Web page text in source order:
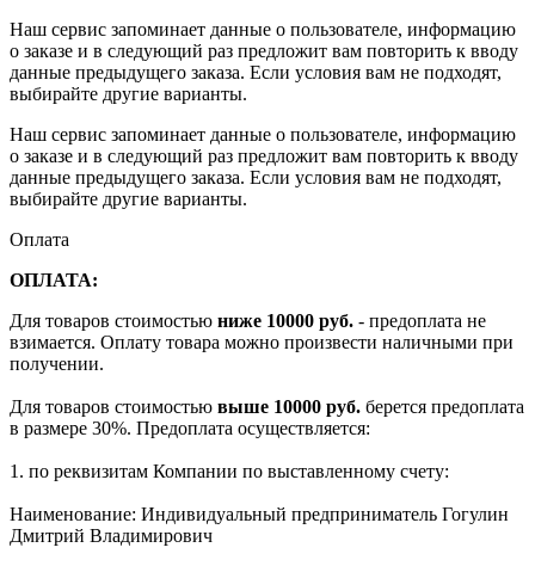
Наш сервис запоминает данные о пользователе, информацию
о заказе и в следующий раз предложит вам повторить к вводу
данные предыдущего заказа. Если условия вам не подходят,
выбирайте другие варианты.
Наш сервис запоминает данные о пользователе, информацию
о заказе и в следующий раз предложит вам повторить к вводу
данные предыдущего заказа. Если условия вам не подходят,
выбирайте другие варианты.
Оплата
ОПЛАТА:
Для товаров стоимостью ниже 10000 руб. - предоплата не
взимается. Оплату товара можно произвести наличными при
получении.
Для товаров стоимостью выше 10000 руб. берется предоплата
в размере 30%. Предоплата осуществляется:
1. по реквизитам Компании по выставленному счету:
Наименование: Индивидуальный предприниматель Гогулин
Дмитрий Владимирович